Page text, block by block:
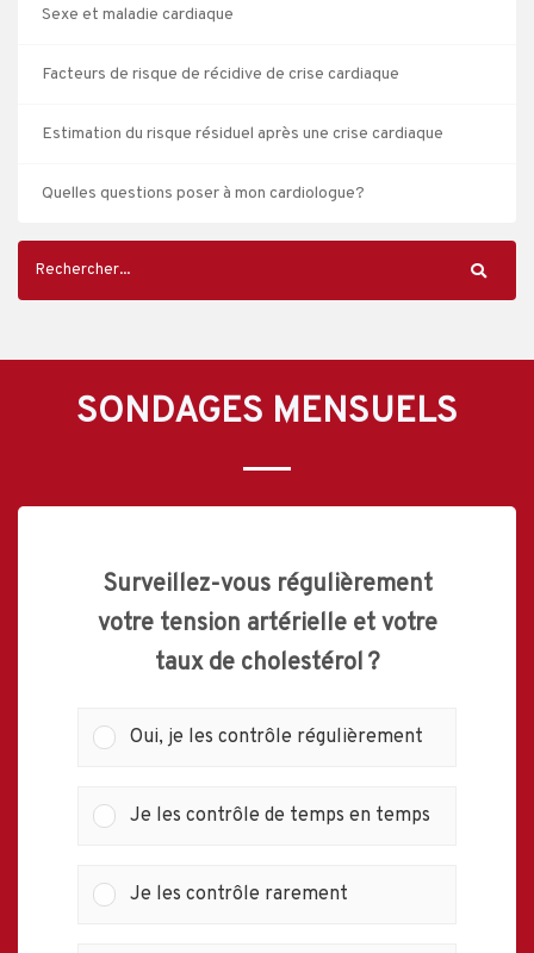
Sexe et maladie cardiaque
Facteurs de risque de récidive de crise cardiaque
Estimation du risque résiduel après une crise cardiaque
Quelles questions poser à mon cardiologue?
SONDAGES MENSUELS
Surveillez-vous régulièrement
votre tension artérielle et votre
taux de cholestérol ?
Oui, je les contrôle régulièrement
Je les contrôle de temps en temps
Je les contrôle rarement